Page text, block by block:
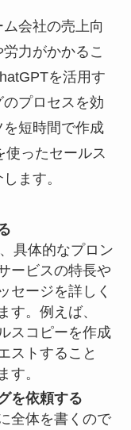
会社の売上向
力がかかるこ
を活用す
プロセスを効
短時間で作成
使ったセールス
ます。
具体的なプロン
ービスの特長や
セージを詳しく
す。例えば、
スコピーを作成
ストすること
す。
を依頼する
全体を書くので